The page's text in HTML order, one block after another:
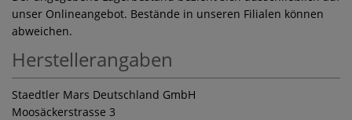
unser Onlineangebot. Bestände in unseren Filialen können
abweichen.
Herstellerangaben
Staedtler Mars Deutschland GmbH
Moosäckerstrasse 3